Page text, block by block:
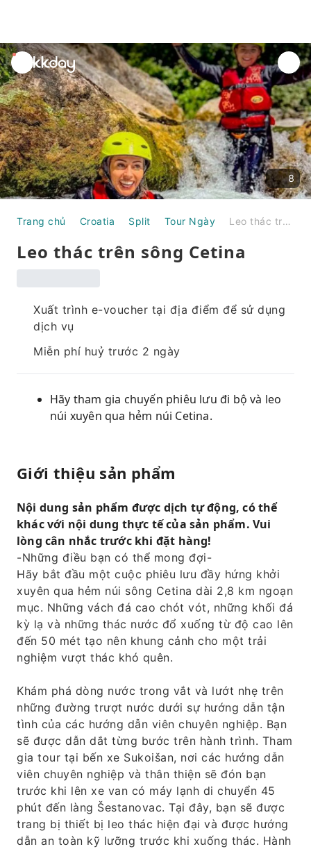
unread
notifications
8
Trang chủ Croatia Split Tour Ngày Leo thác trên sông Cetina
Leo thác trên sông Cetina
Xuất trình e-voucher tại địa điểm để sử dụng
dịch vụ
Miễn phí huỷ trước 2 ngày
Hãy tham gia chuyến phiêu lưu đi bộ và leo
núi xuyên qua hẻm núi Cetina.
Giới thiệu sản phẩm
Nội dung sản phẩm được dịch tự động, có thể
khác với nội dung thực tế của sản phẩm. Vui
lòng cân nhắc trước khi đặt hàng!
-Những điều bạn có thể mong đợi-
Hãy bắt đầu một cuộc phiêu lưu đầy hứng khởi
xuyên qua hẻm núi sông Cetina dài 2,8 km ngoạn
mục. Những vách đá cao chót vót, những khối đá
kỳ lạ và những thác nước đổ xuống từ độ cao lên
đến 50 mét tạo nên khung cảnh cho một trải
nghiệm vượt thác khó quên.
Khám phá dòng nước trong vắt và lướt nhẹ trên
những đường trượt nước dưới sự hướng dẫn tận
tình của các hướng dẫn viên chuyên nghiệp. Bạn
sẽ được dẫn dắt từng bước trên hành trình. Tham
gia tour tại bến xe Sukoišan, nơi các hướng dẫn
viên chuyên nghiệp và thân thiện sẽ đón bạn
trước khi lên xe van có máy lạnh di chuyển 45
phút đến làng Šestanovac. Tại đây, bạn sẽ được
trang bị thiết bị leo thác hiện đại và được hướng
dẫn an toàn kỹ lưỡng trước khi xuống thác. Hành